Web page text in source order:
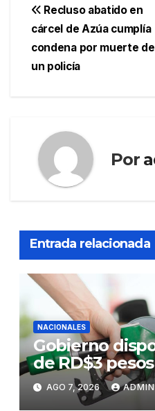
Navegación
de
entradas
Recluso abatido en
cárcel de Azúa cumplía
condena por muerte de
un policía
Por
Entrada relacionada
NACIONALES
Gobierno
de RD$3
premium y
AGO 7, 2026 ADMIN